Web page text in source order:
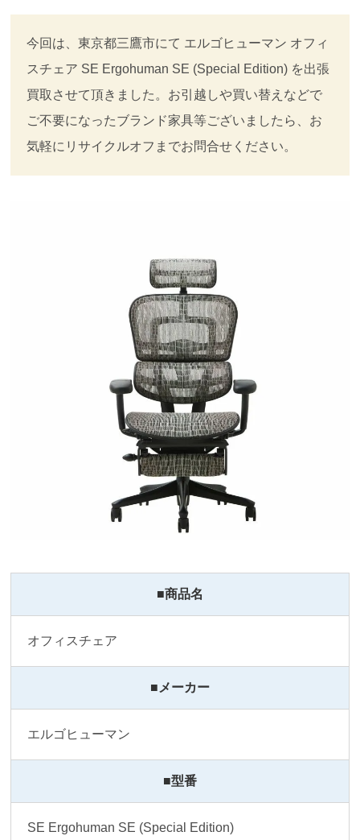
今回は、東京都三鷹市にて エルゴヒューマン オフィ
スチェア SE Ergohuman SE (Special Edition) を出張
買取させて頂きました。お引越しや買い替えなどで
ご不要になったブランド家具等ございましたら、お
気軽にリサイクルオフまでお問合せください。
■商品名
オフィスチェア
■メーカー
エルゴヒューマン
■型番
SE Ergohuman SE (Special Edition)